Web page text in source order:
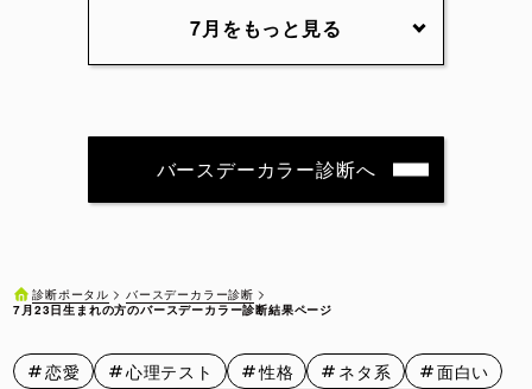
7月をもっと見る
7月7日 7月8日 7月9日
7月26日 7月27日 7月28日 7月29日 7月30日
バースデーカラー診断へ
診断ポータル
バースデーカラー診断
7月23日生まれの方のバースデーカラー診断結果ページ
恋愛 心理テスト 性格 ネタ系
面白い